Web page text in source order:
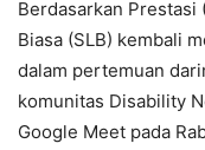
Berdasarkan Prestasi
Biasa (SLB) kembali
dalam pertemuan
komunitas Disability
Google Meet pada